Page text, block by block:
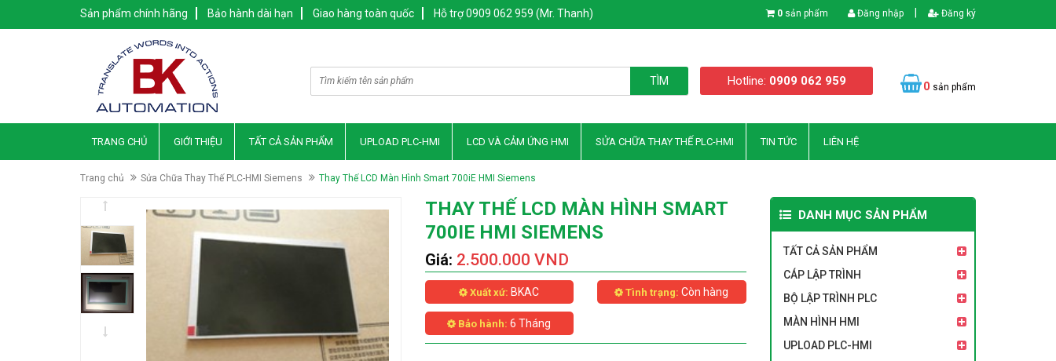
Sản phẩm chính hãng Bảo hành dài hạn Giao hàng toàn quốc Hỗ trợ 0909 062 959 (Mr. Thanh) 0 sản phẩm Đăng nhập Đăng ký
TÌM Hotline: 0909 062 959 0 sản phẩm
TRANG CHỦ GIỚI THIỆU TẤT CẢ SẢN PHẨM UPLOAD PLC-HMI LCD VÀ CẢM ỨNG HMI SỬA CHỮA THAY THẾ PLC-HMI TIN TỨC LIÊN HỆ
Trang chủ Sửa Chữa Thay Thế PLC-HMI Siemens Thay Thế LCD Màn Hình Smart 700iE HMI Siemens
THAY THẾ LCD MÀN HÌNH SMART
700IE HMI SIEMENS
Giá: 2.500.000 VND
Xuất xứ: BKAC Tình trạng: Còn hàng
Bảo hành: 6 Tháng
DANH MỤC SẢN PHẨM
TẤT CẢ SẢN PHẨM
CÁP LẬP TRÌNH
BỘ LẬP TRÌNH PLC
MÀN HÌNH HMI
UPLOAD PLC-HMI